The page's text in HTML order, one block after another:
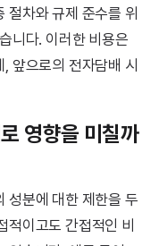
절차와 규제 준수를 위
니다. 이러한 비용은
앞으로의 전자담배 시
영향을 미칠까
성분에 대한 제한을 두
적이고도 간접적인 비